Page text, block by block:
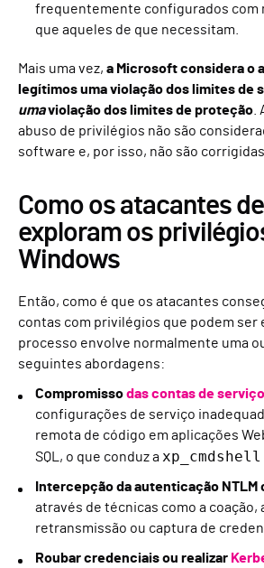
frequentemente configurados com
que aqueles de que necessitam.
Mais uma vez, a Microsoft considera o
legítimos uma violação dos limites de
umaviolação dos limites de proteção.
abuso de privilégios não são
software e, por isso, não são
Como os atacantes
exploram os
Windows
Então, como é que os atacantes
contas com privilégios que podem ser
processo envolve normalmente uma
seguintes abordagens:
Compromissodas contas de serviço
configurações de serviço
remota de código em aplicações
SQL, o que conduz axp_cmdshell
Intercepção da autenticação NTLM
através de técnicas como a coação,
retransmissão ou captura de
Roubar credenciais ou realizar